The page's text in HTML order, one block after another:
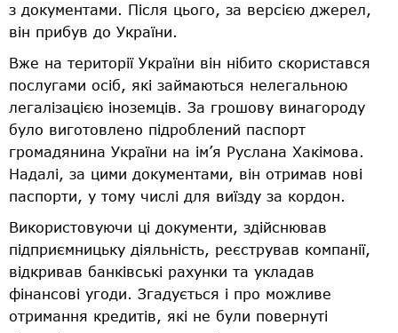
з документами. Після цього, за версією джерел,
він прибув до України.
Вже на території України він нібито скористався
послугами осіб, які займаються нелегальною
легалізацією іноземців. За грошову винагороду
було виготовлено підроблений паспорт
громадянина України на ім’я Руслана Хакімова.
Надалі, за цими документами, він отримав нові
паспорти, у тому числі для виїзду за кордон.
Використовуючи ці документи, здійснював
підприємницьку діяльність, реєстрував компанії,
відкривав банківські рахунки та укладав
фінансові угоди. Згадується і про можливе
отримання кредитів, які не були повернуті